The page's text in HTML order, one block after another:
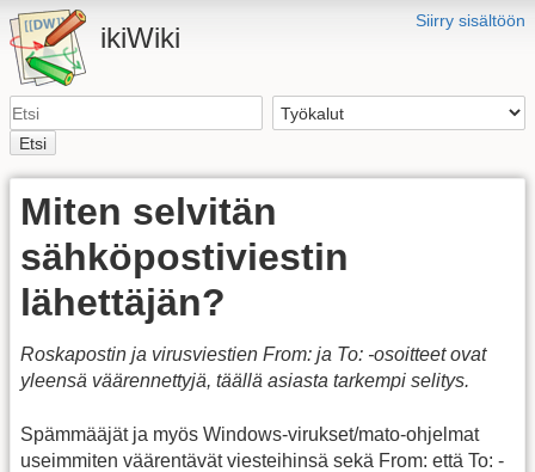
Siirry sisältöön
ikiWiki
Etsi
Miten selvitän
sähköpostiviestin
lähettäjän?
Roskapostin ja virusviestien From: ja To: -osoitteet ovat
yleensä väärennettyjä, täällä asiasta tarkempi selitys.
Spämmääjät ja myös Windows-virukset/mato-ohjelmat
useimmiten väärentävät viesteihinsä sekä From: että To: -